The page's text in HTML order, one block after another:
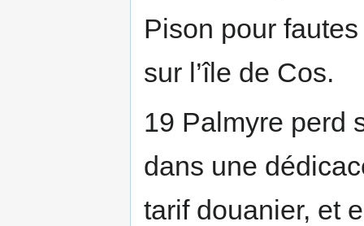
Pison pour
sur l’île de Cos.
19 Palmyre perd
dans une
tarif douanier, et